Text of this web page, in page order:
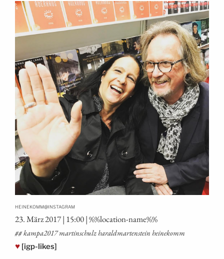
HEINEKOMM@INSTAGRAM
23. März 2017 | 15:00 | %%loca­ti­on-name%%
## kampa2017 mar­tin­schulz harald­mar­ten­stein heinekomm
♥ [igp-likes]